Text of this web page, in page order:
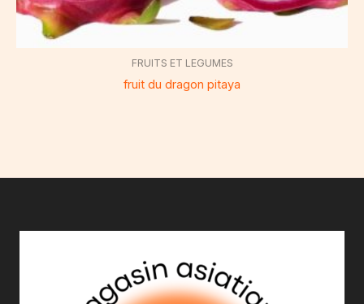
FRUITS ET LEGUMES
fruit du dragon pitaya